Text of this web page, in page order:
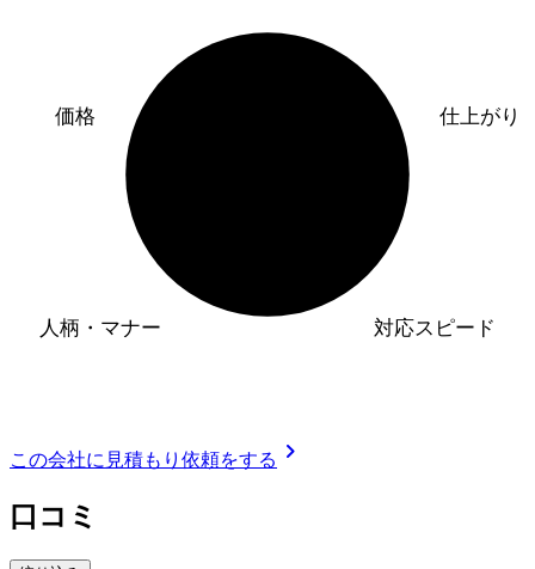
仕上がり
対応スピード
人柄・マナー
価格
この会社に見積もり依頼をする chevron_right
口コミ